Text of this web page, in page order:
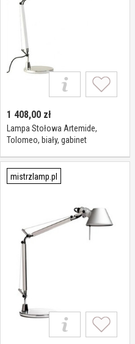
1 408,00 zł
Lampa Stołowa Artemide,
Tolomeo, biały, gabinet
mistrzlamp.pl